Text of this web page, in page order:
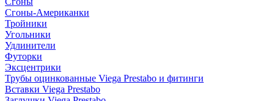
Сгоны-Американки
Тройники
Угольники
Удлинители
Футорки
Эксцентрики
Трубы оцинкованные Viega Prestabo и фитинги
Вставки Viega Prestabo